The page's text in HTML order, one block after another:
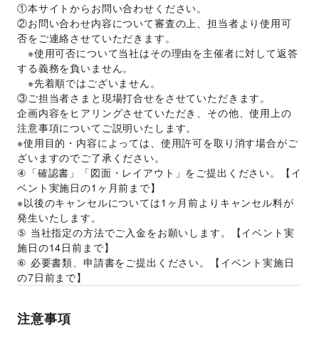
①本サイトからお問い合わせください。
②お問い合わせ内容について審査の上、担当者より使用可
否をご連絡させていただきます。
※使用可否について当社はその理由を主催者に対して返答
する義務を負いません。
※先着順ではございません。
③ご担当者さまと現場打合せをさせていただきます。
企画内容をヒアリングさせていただき、その他、使用上の
注意事項についてご説明いたします。
※使用目的・内容によっては、使用許可を取り消す場合がご
ざいますのでご了承ください。
④「確認書」「図面・レイアウト」をご提出ください。【イ
ベント実施日の1ヶ月前まで】
※以後のキャンセルについては1ヶ月前よりキャンセル料が
発生いたします。
⑤ 当社指定の方法でご入金をお願いします。【イベント実
施日の14日前まで】
⑥ 必要書類、申請書をご提出ください。【イベント実施日
の7日前まで】
注意事項